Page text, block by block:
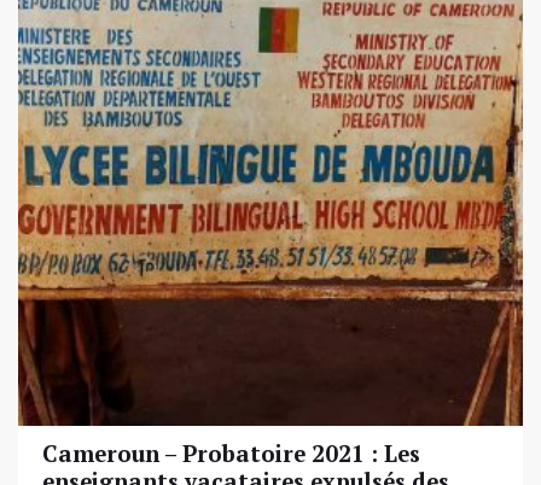
Cameroun – Probatoire 2021 : Les